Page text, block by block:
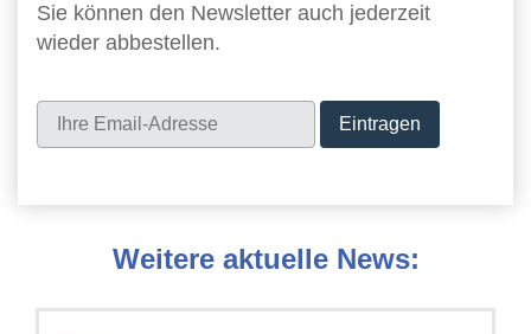
Sie können den Newsletter auch jederzeit
wieder abbestellen.
Weitere aktuelle News: